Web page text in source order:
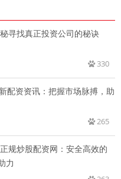
寻找真正投资公司的秘诀
330
配资资讯：把握市场脉搏，助
265
规炒股配资网：安全高效的
力